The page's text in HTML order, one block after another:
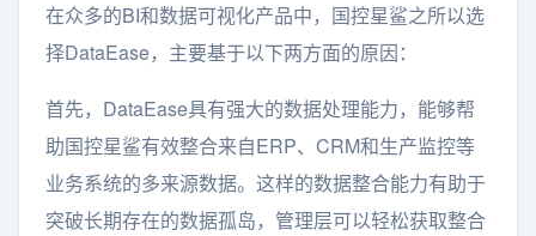
在众多的BI和数据可视化产品中，国控星鲨之所以选
择DataEase，主要基于以下两方面的原因：
首先，DataEase具有强大的数据处理能力，能够帮
助国控星鲨有效整合来自ERP、CRM和生产监控等
业务系统的多来源数据。这样的数据整合能力有助于
突破长期存在的数据孤岛，管理层可以轻松获取整合